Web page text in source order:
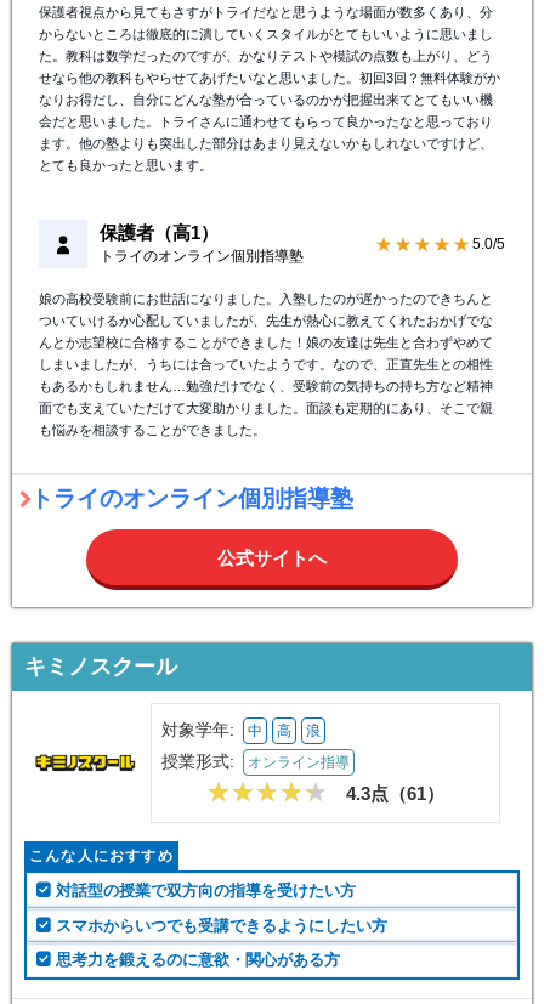
保護者視点から見てもさすがトライだなと思うような場面が数多くあり、分
からないところは徹底的に潰していくスタイルがとてもいいように思いまし
た。教科は数学だったのですが、かなりテストや模試の点数も上がり、どう
せなら他の教科もやらせてあげたいなと思いました。初回3回？無料体験がか
なりお得だし、自分にどんな塾が合っているのかが把握出来てとてもいい機
会だと思いました。トライさんに通わせてもらって良かったなと思っており
ます。他の塾よりも突出した部分はあまり見えないかもしれないですけど、
とても良かったと思います。
保護者（高1）
トライのオンライン個別指導塾
★★★★★ 5.0/5
娘の高校受験前にお世話になりました。入塾したのが遅かったのできちんと
ついていけるか心配していましたが、先生が熱心に教えてくれたおかげでな
んとか志望校に合格することができました！娘の友達は先生と合わずやめて
しまいましたが、うちには合っていたようです。なので、正直先生との相性
もあるかもしれません…勉強だけでなく、受験前の気持ちの持ち方など精神
面でも支えていただけて大変助かりました。面談も定期的にあり、そこで親
も悩みを相談することができました。
トライのオンライン個別指導塾
公式サイトへ
キミノスクール
対象学年: 中 高 浪
授業形式: オンライン指導
4.3点（61）
こんな人におすすめ
対話型の授業で双方向の指導を受けたい方
スマホからいつでも受講できるようにしたい方
思考力を鍛えるのに意欲・関心がある方